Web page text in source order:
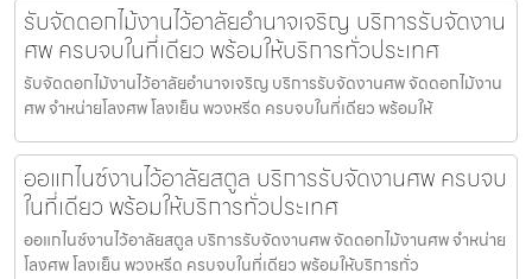
รับจัดดอกไม้งานไว้อาลัยอำนาจเจริญ บริการรับจัดงาน
ศพ ครบจบในที่เดียว พร้อมให้บริการทั่วประเทศ
รับจัดดอกไม้งานไว้อาลัยอำนาจเจริญ บริการรับจัดงานศพ จัดดอกไม้งาน
ศพ จำหน่ายโลงศพ โลงเย็น พวงหรีด ครบจบในที่เดียว พร้อมให้
ออแกไนซ์งานไว้อาลัยสตูล บริการรับจัดงานศพ ครบจบ
ในที่เดียว พร้อมให้บริการทั่วประเทศ
ออแกไนซ์งานไว้อาลัยสตูล บริการรับจัดงานศพ จัดดอกไม้งานศพ จำหน่าย
โลงศพ โลงเย็น พวงหรีด ครบจบในที่เดียว พร้อมให้บริการทั่ว